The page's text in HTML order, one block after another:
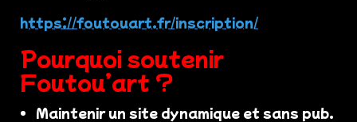
https://foutouart.fr/inscription/
Pourquoi soutenir
Foutou’art ?
Maintenir un site dynamique et sans pub.